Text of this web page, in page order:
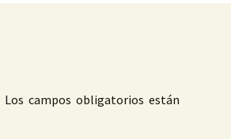
Los campos obligatorios están